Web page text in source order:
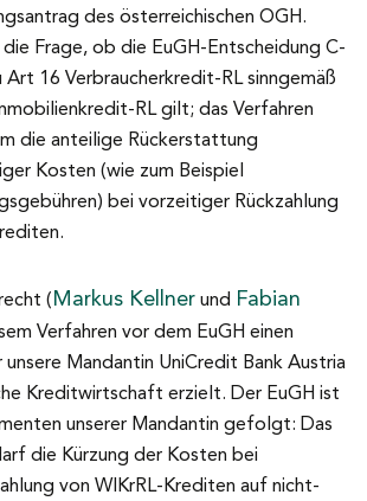
des österreichischen OGH.
Frage, ob die EuGH-Entscheidung C-
16 Verbraucherkredit-RL sinngemäß
RL gilt; das Verfahren
die anteilige Rückerstattung
Kosten (wie zum Beispiel
bei vorzeitiger Rückzahlung
( Markus Kellner und Fabian
Verfahren vor dem EuGH einen
Mandantin UniCredit Bank Austria
Kreditwirtschaft erzielt. Der EuGH ist
unserer Mandantin gefolgt: Das
die Kürzung der Kosten bei
von WIKrRL-Krediten auf nicht-